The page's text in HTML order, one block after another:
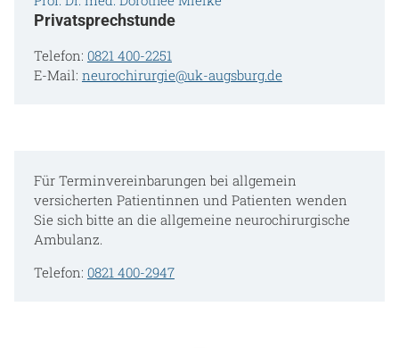
Privatsprechstunde
Telefon: 0821 400-2251
E-Mail: neurochirurgie@uk-augsburg.de
Für Terminvereinbarungen bei allgemein
versicherten Patientinnen und Patienten wenden
Sie sich bitte an die allgemeine neurochirurgische
Ambulanz.
Telefon: 0821 400-2947